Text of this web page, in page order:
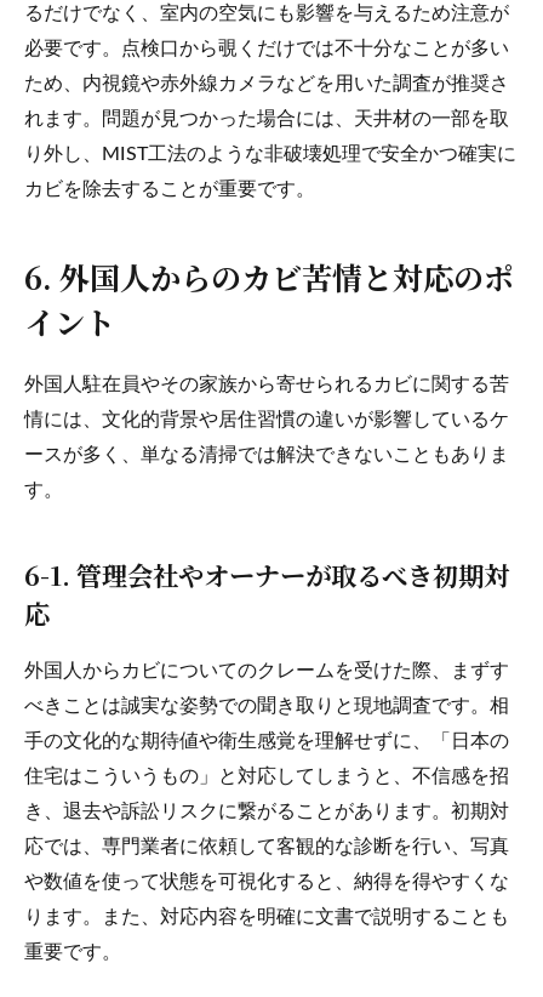
るだけでなく、室内の空気にも影響を与えるため注意が
必要です。点検口から覗くだけでは不十分なことが多い
ため、内視鏡や赤外線カメラなどを用いた調査が推奨さ
れます。問題が見つかった場合には、天井材の一部を取
り外し、MIST工法のような非破壊処理で安全かつ確実に
カビを除去することが重要です。
6. 外国人からのカビ苦情と対応のポ
イント
外国人駐在員やその家族から寄せられるカビに関する苦
情には、文化的背景や居住習慣の違いが影響しているケ
ースが多く、単なる清掃では解決できないこともありま
す。
6-1. 管理会社やオーナーが取るべき初期対
応
外国人からカビについてのクレームを受けた際、まずす
べきことは誠実な姿勢での聞き取りと現地調査です。相
手の文化的な期待値や衛生感覚を理解せずに、「日本の
住宅はこういうもの」と対応してしまうと、不信感を招
き、退去や訴訟リスクに繋がることがあります。初期対
応では、専門業者に依頼して客観的な診断を行い、写真
や数値を使って状態を可視化すると、納得を得やすくな
ります。また、対応内容を明確に文書で説明することも
重要です。